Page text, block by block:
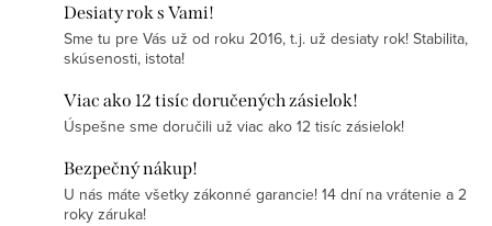
Desiaty rok s Vami!
Sme tu pre Vás už od roku 2016, t.j. už desiaty rok! Stabilita,
skúsenosti, istota!
Viac ako 12 tisíc doručených zásielok!
Úspešne sme doručili už viac ako 12 tisíc zásielok!
Bezpečný nákup!
U nás máte všetky zákonné garancie! 14 dní na vrátenie a 2
roky záruka!